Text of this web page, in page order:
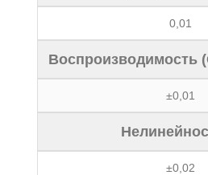
0,01
Воспроизводимость
±0,01
±0,02